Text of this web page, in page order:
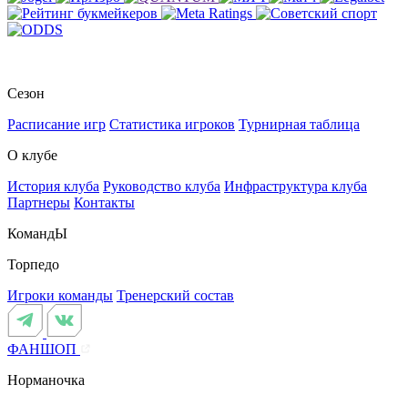
Сезон
Расписание игр Статистика игроков Турнирная таблица
О клубе
История клуба Руководство клуба Инфраструктура клуба
Партнеры Контакты
КомандЫ
Торпедо
Игроки команды Тренерский состав
ФАНШОП
Норманочка